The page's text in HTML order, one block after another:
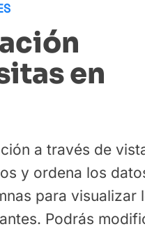
en
a través de
y ordena los
para visualizar
Podrás